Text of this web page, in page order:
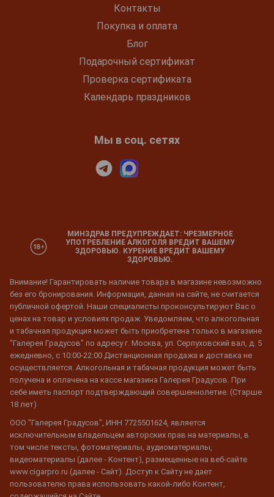
Контакты
Покупка и оплата
Блог
Подарочный сертификат
Проверка сертификата
Календарь праздников
Мы в соц. сетях
МИНЗДРАВ ПРЕДУПРЕЖДАЕТ: ЧРЕЗМЕРНОЕ
УПОТРЕБЛЕНИЕ АЛКОГОЛЯ ВРЕДИТ ВАШЕМУ
ЗДОРОВЬЮ. КУРЕНИЕ ВРЕДИТ ВАШЕМУ
ЗДОРОВЬЮ.
Внимание! Гарантировать наличие товара в магазине невозможно
без его бронирования. Информация, данная на сайте, не считается
публичной офертой. Наши специалисты проконсультируют Вас о
ценах на товар и условиях продаж. Уведомляем, что алкогольная
и табачная продукция может быть приобретена только в магазине
"Галерея Градусов" по адресу г. Москва, ул. Серпуховский вал, д. 5
ежедневно, с 10:00-22:00 Дистанционная продажа и доставка не
осуществляется. Алкогольная и табачная продукция может быть
получена и оплачена на кассе магазина Галерея Градусов. При
себе иметь паспорт подтверждающий совершеннолетие. (Старше
18 лет)
ООО "Галерея Градусов", ИНН 7725501624, является
исключительным владельцем авторских прав на материалы, в
том числе тексты, фотоматериалы, аудиоматериалы,
видеоматериалы (далее - Контент), размещенные на веб-сайте
www.cigarpro.ru (далее - Сайт). Доступ к Сайту не дает
пользователю права использовать какой-либо Контент,